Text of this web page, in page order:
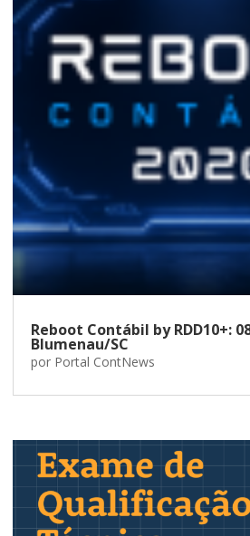
Reboot Contábil by RDD10+:
Blumenau/SC
por Portal ContNews